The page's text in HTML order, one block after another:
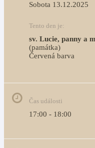
Sobota 13.12.2025
Tento den je:
sv. Lucie, panny a
(památka)
Čas události
17:00 - 18:00